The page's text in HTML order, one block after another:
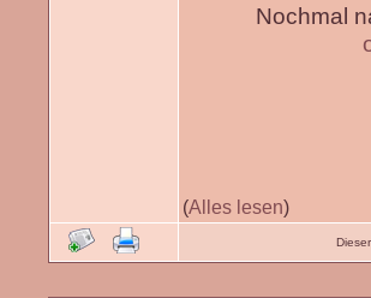
Nochmal
(Alles lesen)